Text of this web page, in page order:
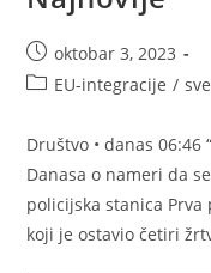
Post
published:
oktobar 3, 2023
PostEU-integracije /
Društvo • danas 06:46
Danasa o nameri da
policijska stanica
koji je ostavio četiri